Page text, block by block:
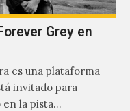
Grey en
es una plataforma
invitado para
en la pista…